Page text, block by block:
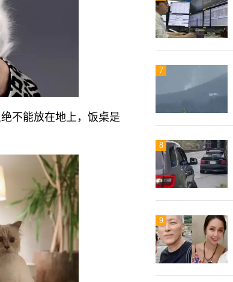
不能放在地上，饭桌是
7
8
9